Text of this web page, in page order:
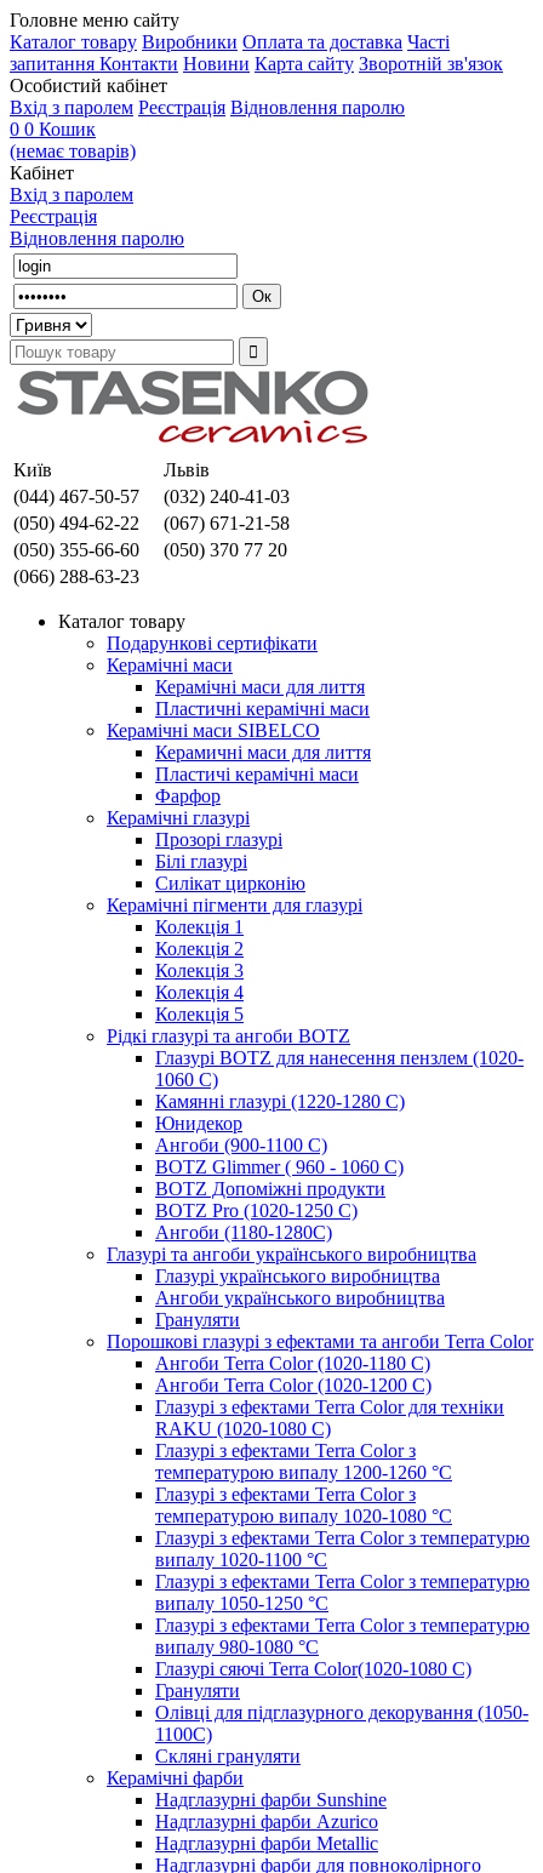
Головне меню сайту
Каталог товару Виробники Оплата та доставка Часті
запитання Контакти Новини Карта сайту Зворотній зв'язок
Особистий кабінет
Вхід з паролем Реєстрація Відновлення паролю
0 0 Кошик
(немає товарів)
Кабінет
Вхід з паролем
Реєстрація
Відновлення паролю
Київ
Львів
(044) 467-50-57
(032) 240-41-03
(050) 494-62-22
(067) 671-21-58
(050) 355-66-60
(050) 370 77 20
(066) 288-63-23
Каталог товару
Подарункові сертифікати
Керамічні маси
Керамічні маси для лиття
Пластичні керамічні маси
Керамічні маси SIBELСO
Керамичні маси для лиття
Пластичі керамічні маси
Фарфор
Керамічні глазурі
Прозорі глазурі
Білі глазурі
Силікат цирконію
Керамічні пігменти для глазурі
Колекція 1
Колекція 2
Колекція 3
Колекція 4
Колекція 5
Рідкі глазурі та ангоби BOTZ
Глазурі BOTZ для нанесення пензлем (1020-
1060 C)
Камянні глазурі (1220-1280 С)
Юнидекор
Ангоби (900-1100 С)
BOTZ Glimmer ( 960 - 1060 С)
BOTZ Допоміжні продукти
BOTZ Pro (1020-1250 C)
Ангоби (1180-1280С)
Глазурі та ангоби українського виробництва
Глазурі українського виробництва
Ангоби українського виробництва
Грануляти
Порошкові глазурі з ефектами та ангоби Terra Color
Ангоби Terra Color (1020-1180 С)
Ангоби Terra Color (1020-1200 С)
Глазурі з ефектами Terra Color для техніки
RAKU (1020-1080 С)
Глазурі з ефектами Terra Color з
температурою випалу 1200-1260 °С
Глазурі з ефектами Terra Color з
температурою випалу 1020-1080 °С
Глазурі з ефектами Terra Color з температурю
випалу 1020-1100 °С
Глазурі з ефектами Terra Color з температурю
випалу 1050-1250 °С
Глазурі з ефектами Terra Color з температурю
випалу 980-1080 °С
Глазурі сяючі Terra Color(1020-1080 С)
Грануляти
Олівці для підглазурного декорування (1050-
1100С)
Скляні грануляти
Керамічні фарби
Надглазурні фарби Sunshine
Надглазурні фарби Azurico
Надглазурні фарби Metallic
Надглазурні фарби для повноколірного